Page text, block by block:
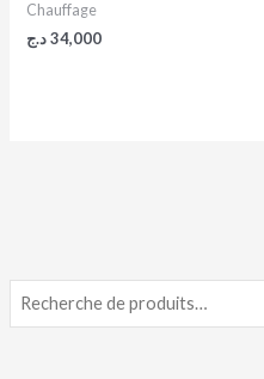
Chauffage
34,000 د.ج